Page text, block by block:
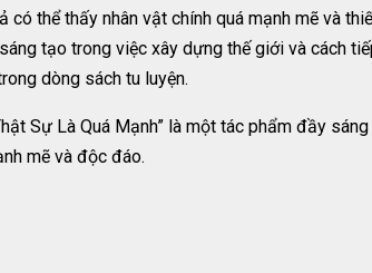
có thể thấy nhân vật chính quá mạnh mẽ và
tạo trong việc xây dựng thế giới và cách
dòng sách tu luyện.
Sự Là Quá Mạnh” là một tác phẩm đầy
mẽ và độc đáo.